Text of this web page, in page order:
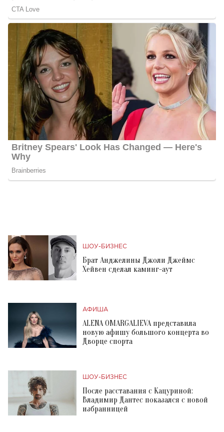
ШОУ-БИЗНЕС
Брат Анджелины Джоли Джеймс
Хейвен сделал каминг-аут
АФИША
ALENA OMARGALIEVA представила
новую афишу большого концерта во
Дворце спорта
ШОУ-БИЗНЕС
После расставания с Кацуриной:
Владимир Дантес показался с новой
избранницей